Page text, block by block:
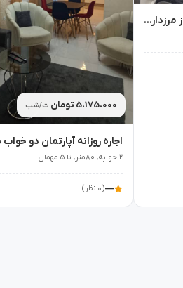
اجاره روزانه آپارتمان تک خواب سروناز مرزداران - تهران
5،175،000 تومان ت/شب
۲ خوابه٬ ۸۰متر٬ تا ۵ مهمان
—(۰ نظر)